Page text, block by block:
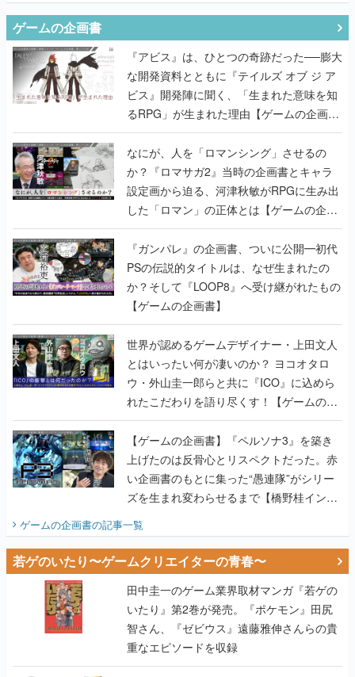
ゲームの企画書
『アビス』は、ひとつの奇跡だった──膨大
な開発資料とともに『テイルズ オブ ジ ア
ビス』開発陣に聞く、「生まれた意味を知
るRPG」が生まれた理由【ゲームの企画
書】
なにが、人を「ロマンシング」させるの
か？『ロマサガ2』当時の企画書とキャラ
設定画から迫る、河津秋敏がRPGに生み出
した「ロマン」の正体とは【ゲームの企画
書】
『ガンパレ』の企画書、ついに公開━初代
PSの伝説的タイトルは、なぜ生まれたの
か？そして『LOOP8』へ受け継がれたもの
【ゲームの企画書】
世界が認めるゲームデザイナー・上田文人
とはいったい何が凄いのか？ ヨコオタロ
ウ・外山圭一郎らと共に『ICO』に込めら
れたこだわりを語り尽くす！【ゲームの企
画書】
【ゲームの企画書】『ペルソナ3』を築き
上げたのは反骨心とリスペクトだった。赤
い企画書のもとに集った“愚連隊”がシリー
ズを生まれ変わらせるまで【橋野桂インタ
ビュー】
ゲームの企画書の記事一覧
若ゲのいたり〜ゲームクリエイターの青春〜
田中圭一のゲーム業界取材マンガ『若ゲの
いたり』第2巻が発売。『ポケモン』田尻
智さん、『ゼビウス』遠藤雅伸さんらの貴
重なエピソードを収録